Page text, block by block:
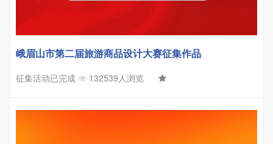
峨眉山市第二届旅游商品设计大赛征集作品
征集活动已完成 132539人浏览